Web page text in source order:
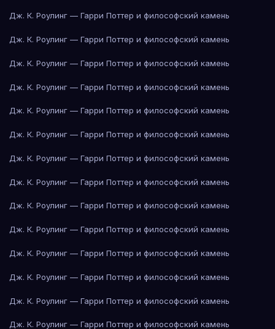
Дж. К. Роулинг — Гарри Поттер и философский камень
Дж. К. Роулинг — Гарри Поттер и философский камень
Дж. К. Роулинг — Гарри Поттер и философский камень
Дж. К. Роулинг — Гарри Поттер и философский камень
Дж. К. Роулинг — Гарри Поттер и философский камень
Дж. К. Роулинг — Гарри Поттер и философский камень
Дж. К. Роулинг — Гарри Поттер и философский камень
Дж. К. Роулинг — Гарри Поттер и философский камень
Дж. К. Роулинг — Гарри Поттер и философский камень
Дж. К. Роулинг — Гарри Поттер и философский камень
Дж. К. Роулинг — Гарри Поттер и философский камень
Дж. К. Роулинг — Гарри Поттер и философский камень
Дж. К. Роулинг — Гарри Поттер и философский камень
Дж. К. Роулинг — Гарри Поттер и философский камень